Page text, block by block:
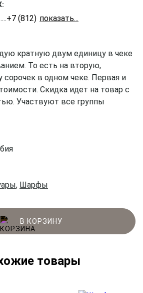
+7 (812) 309-16-55
кратную двум единицу в чеке
То есть на вторую,
сорочек в одном чеке. Первая и
Скидка идет на товар с
Участвуют все группы
, Шарфы
В КОРЗИНУ
товары